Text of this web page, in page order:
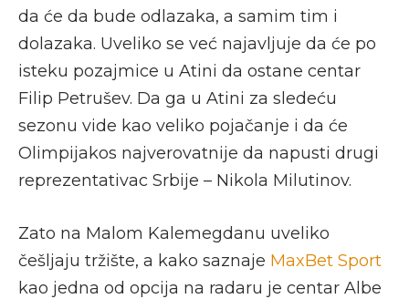
da će da bude odlazaka, a samim tim i
dolazaka. Uveliko se već najavljuje da će po
isteku pozajmice u Atini da ostane centar
Filip Petrušev. Da ga u Atini za sledeću
sezonu vide kao veliko pojačanje i da će
Olimpijakos najverovatnije da napusti drugi
reprezentativac Srbije – Nikola Milutinov.
Zato na Malom Kalemegdanu uveliko
češljaju tržište, a kako saznaje MaxBet Sport
kao jedna od opcija na radaru je centar Albe